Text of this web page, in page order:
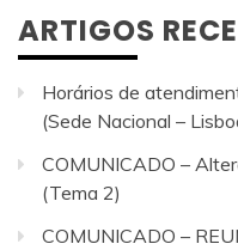
ARTIGOS
Horários de
(Sede Nacional –
COMUNICADO –
(Tema 2)
COMUNICADO –